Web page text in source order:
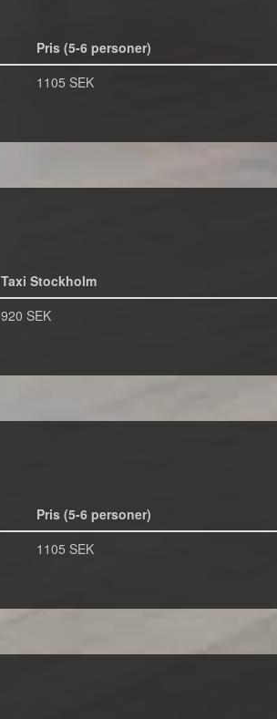
Pris (5-6 personer)
1105 SEK
Taxi Stockholm
920 SEK
Pris (5-6 personer)
1105 SEK